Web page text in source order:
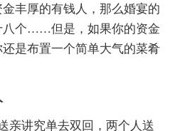
丰厚的有钱人，那么婚宴的
八个……但是，如果你的资金
是布置一个简单大气的菜肴
亲讲究单去双回，两个人送